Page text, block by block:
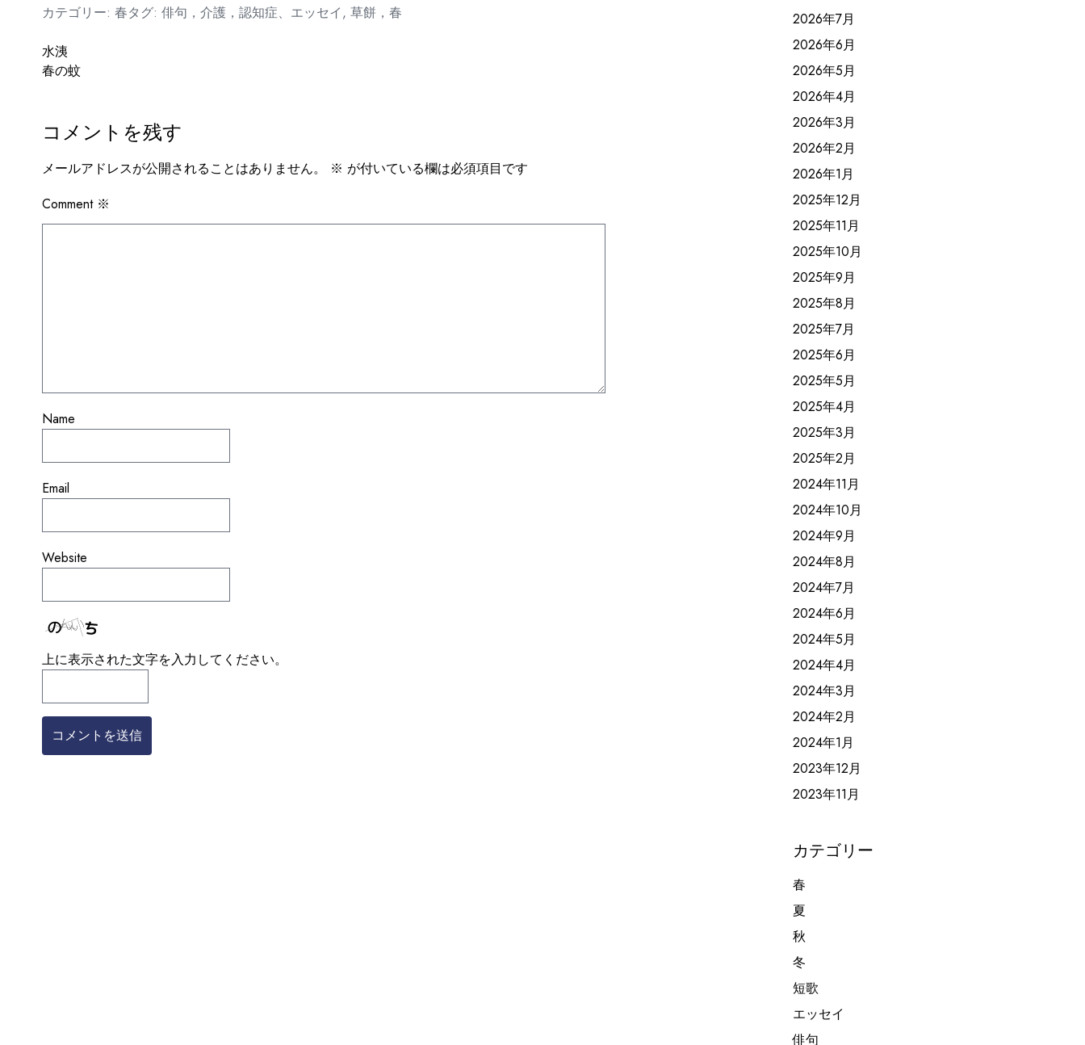
カテゴリー: 春タグ: 俳句，介護，認知症、エッセイ, 草餅，春
投
稿
ビ
ゲ
ー
シ
水洟
春の蚊
コメントを残す
メールアドレスが公開されることはありません。 ※ が付いている欄は必須項目です
Comment ※
Name
Email
Website
上に表示された文字を入力してください。
2026年7月
2026年6月
2026年5月
2026年4月
2026年3月
2026年2月
2026年1月
2025年12月
2025年11月
2025年10月
2025年9月
2025年8月
2025年7月
2025年6月
2025年5月
2025年4月
2025年3月
2025年2月
2024年11月
2024年10月
2024年9月
2024年8月
2024年7月
2024年6月
2024年5月
2024年4月
2024年3月
2024年2月
2024年1月
2023年12月
2023年11月
カテゴリー
春
夏
秋
冬
短歌
エッセイ
俳句